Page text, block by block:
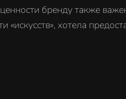
бренду также
«искусств», хотела